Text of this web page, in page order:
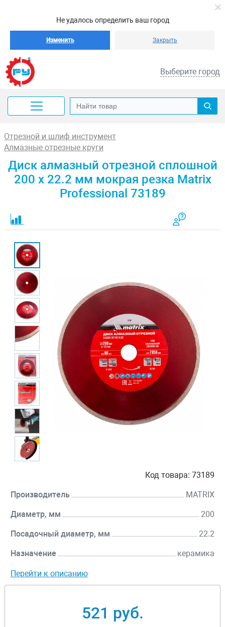
Не удалось определить ваш город
Изменить Закрыть
Выберите город
Отрезной и шлиф инструмент
Алмазные отрезные круги
Диск алмазный отрезной сплошной
200 х 22.2 мм мокрая резка Matrix
Professional 73189
Код товара: 73189
Производитель MATRIX
Диаметр, мм 200
Посадочный диаметр, мм 22.2
Назначение керамика
Перейти к описанию
521 руб.